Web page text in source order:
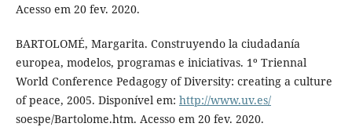
Acesso em 20 fev. 2020.
BARTOLOMÉ, Margarita. Construyendo la ciudadanía
europea, modelos, programas e iniciativas. 1º Triennal
World Conference Pedagogy of Diversity: creating a culture
of peace, 2005. Disponível em: http://www.uv.es/
soespe/Bartolome.htm. Acesso em 20 fev. 2020.